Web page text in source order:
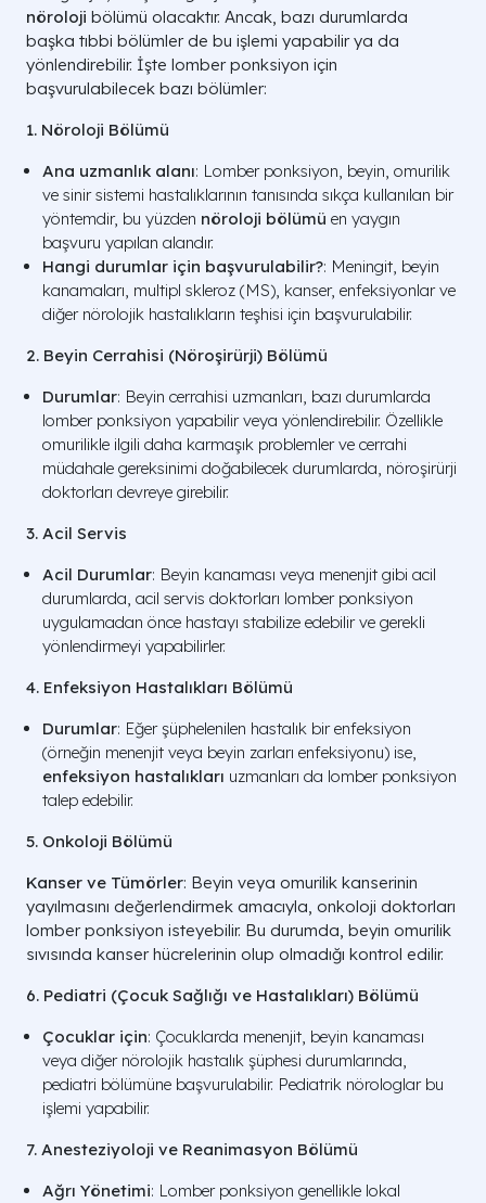
İşlem Aşaması Hissedilen Duygu /
Lokal Anestezi Cilde yapılan iğne girişi
İğnenin İlerlemesi
Bel bölgesinde derin bir
dokuların arasından
duyusu baskındır.
Sinir Teması (Nadir)
köklerine çok
nöroloji bölümü olacaktır. Ancak, bazı durumlarda
başka tıbbi bölümler de bu işlemi yapabilir ya da
yönlendirebilir. İşte lomber ponksiyon için
başvurulabilecek bazı bölümler:
1. Nöroloji Bölümü
Ana uzmanlık alanı: Lomber ponksiyon, beyin, omurilik
ve sinir sistemi hastalıklarının tanısında sıkça kullanılan bir
yöntemdir, bu yüzden nöroloji bölümü en yaygın
başvuru yapılan alandır.
Hangi durumlar için başvurulabilir?: Meningit, beyin
kanamaları, multipl skleroz (MS), kanser, enfeksiyonlar ve
diğer nörolojik hastalıkların teşhisi için başvurulabilir.
2. Beyin Cerrahisi (Nöroşirürji) Bölümü
Durumlar: Beyin cerrahisi uzmanları, bazı durumlarda
lomber ponksiyon yapabilir veya yönlendirebilir. Özellikle
omurilikle ilgili daha karmaşık problemler ve cerrahi
müdahale gereksinimi doğabilecek durumlarda, nöroşirürji
doktorları devreye girebilir.
3. Acil Servis
Acil Durumlar: Beyin kanaması veya menenjit gibi acil
durumlarda, acil servis doktorları lomber ponksiyon
uygulamadan önce hastayı stabilize edebilir ve gerekli
yönlendirmeyi yapabilirler.
4. Enfeksiyon Hastalıkları Bölümü
Durumlar: Eğer şüphelenilen hastalık bir enfeksiyon
(örneğin menenjit veya beyin zarları enfeksiyonu) ise,
enfeksiyon hastalıkları uzmanları da lomber ponksiyon
talep edebilir.
5. Onkoloji Bölümü
Kanser ve Tümörler: Beyin veya omurilik kanserinin
yayılmasını değerlendirmek amacıyla, onkoloji doktorları
lomber ponksiyon isteyebilir. Bu durumda, beyin omurilik
sıvısında kanser hücrelerinin olup olmadığı kontrol edilir.
6. Pediatri (Çocuk Sağlığı ve Hastalıkları) Bölümü
Çocuklar için: Çocuklarda menenjit, beyin kanaması
veya diğer nörolojik hastalık şüphesi durumlarında,
pediatri bölümüne başvurulabilir. Pediatrik nörologlar bu
işlemi yapabilir.
7. Anesteziyoloji ve Reanimasyon Bölümü
Ağrı Yönetimi: Lomber ponksiyon genellikle lokal